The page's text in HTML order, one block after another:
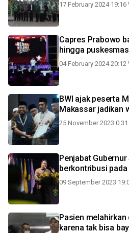
17 February 2024 19:16
Capres Prabowo
hingga
04 February 2024 20:12
BWI ajak peserta
Makassar jadikan
25 November 2023 0:31
Penjabat
berkontribusi
09 September 2023
Pasien
karena tak bisa